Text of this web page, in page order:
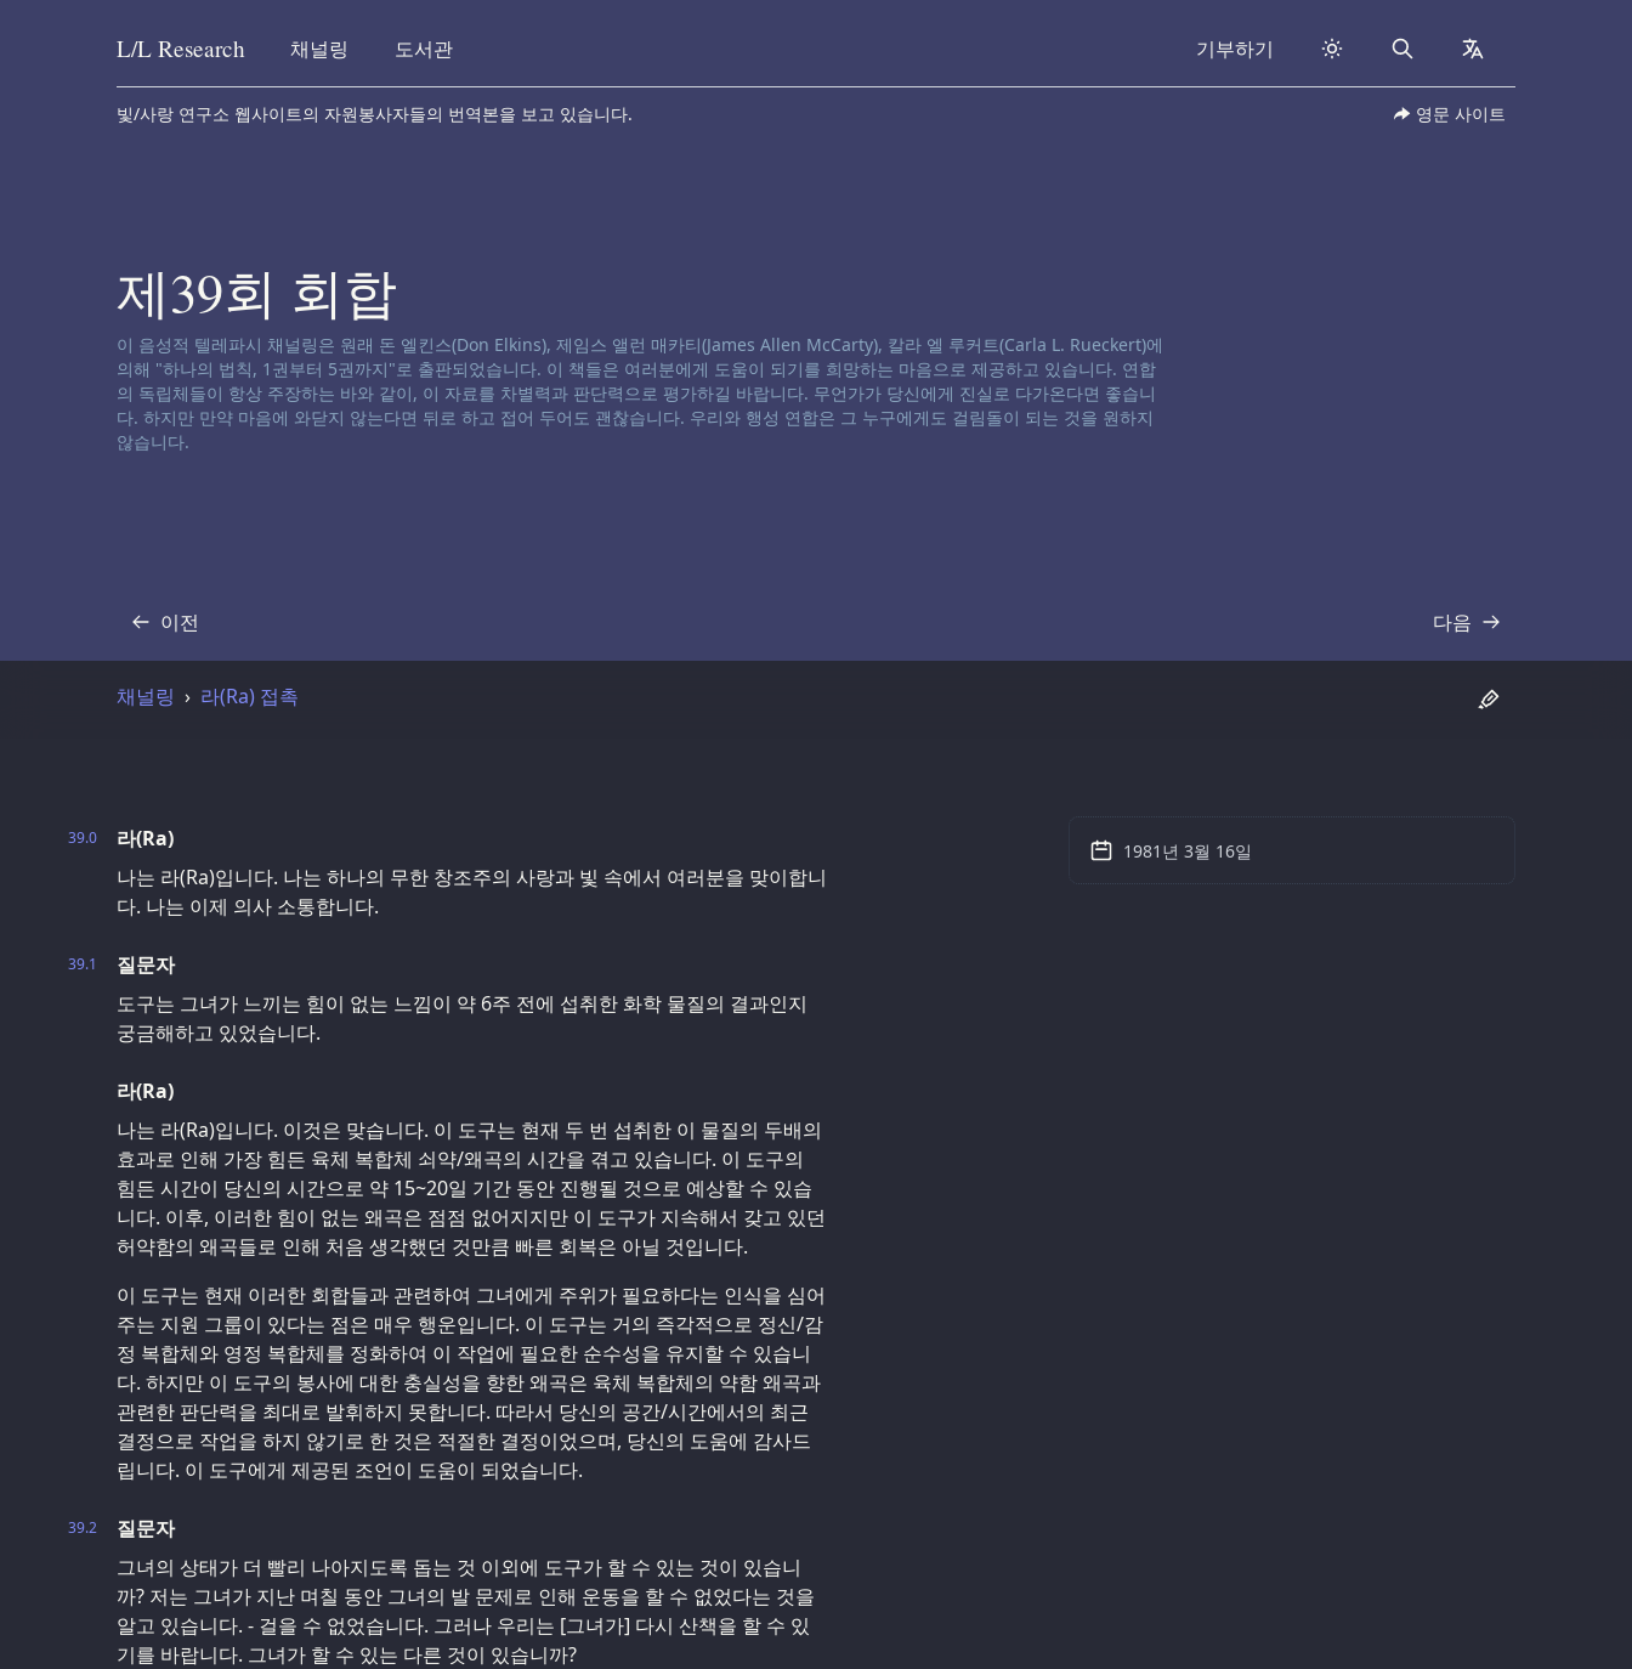
Skip to content
L/L Research 채널링 도서관 기부하기 Search collapsed
빛/사랑 연구소 웹사이트의 자원봉사자들의 번역본을 보고 있습니다. 영문 사이트
제39회 회합
채널링 면책 성명서:
이 음성적 텔레파시 채널링은 원래 돈 엘킨스(Don Elkins), 제임스 앨런 매카티(James Allen McCarty), 칼라 엘 루커트(Carla L. Rueckert)에
의해 "하나의 법칙, 1권부터 5권까지"로 출판되었습니다. 이 책들은 여러분에게 도움이 되기를 희망하는 마음으로 제공하고 있습니다. 연합
의 독립체들이 항상 주장하는 바와 같이, 이 자료를 차별력과 판단력으로 평가하길 바랍니다. 무언가가 당신에게 진실로 다가온다면 좋습니
다. 하지만 만약 마음에 와닫지 않는다면 뒤로 하고 접어 두어도 괜찮습니다. 우리와 행성 연합은 그 누구에게도 걸림돌이 되는 것을 원하지
않습니다.
이전
기록 다음
기록
채널링 라(Ra) 접촉
39.0
라(Ra)
나는 라(Ra)입니다. 나는 하나의 무한 창조주의 사랑과 빛 속에서 여러분을 맞이합니
다. 나는 이제 의사 소통합니다.
39.1
질문자
도구는 그녀가 느끼는 힘이 없는 느낌이 약 6주 전에 섭취한 화학 물질의 결과인지
궁금해하고 있었습니다.
라(Ra)
나는 라(Ra)입니다. 이것은 맞습니다. 이 도구는 현재 두 번 섭취한 이 물질의 두배의
효과로 인해 가장 힘든 육체 복합체 쇠약/왜곡의 시간을 겪고 있습니다. 이 도구의
힘든 시간이 당신의 시간으로 약 15~20일 기간 동안 진행될 것으로 예상할 수 있습
니다. 이후, 이러한 힘이 없는 왜곡은 점점 없어지지만 이 도구가 지속해서 갖고 있던
허약함의 왜곡들로 인해 처음 생각했던 것만큼 빠른 회복은 아닐 것입니다.
이 도구는 현재 이러한 회합들과 관련하여 그녀에게 주위가 필요하다는 인식을 심어
주는 지원 그룹이 있다는 점은 매우 행운입니다. 이 도구는 거의 즉각적으로 정신/감
정 복합체와 영정 복합체를 정화하여 이 작업에 필요한 순수성을 유지할 수 있습니
다. 하지만 이 도구의 봉사에 대한 충실성을 향한 왜곡은 육체 복합체의 약함 왜곡과
관련한 판단력을 최대로 발휘하지 못합니다. 따라서 당신의 공간/시간에서의 최근
결정으로 작업을 하지 않기로 한 것은 적절한 결정이었으며, 당신의 도움에 감사드
립니다. 이 도구에게 제공된 조언이 도움이 되었습니다.
39.2
질문자
그녀의 상태가 더 빨리 나아지도록 돕는 것 이외에 도구가 할 수 있는 것이 있습니
까? 저는 그녀가 지난 며칠 동안 그녀의 발 문제로 인해 운동을 할 수 없었다는 것을
알고 있습니다. - 걸을 수 없었습니다. 그러나 우리는 [그녀가] 다시 산책을 할 수 있
기를 바랍니다. 그녀가 할 수 있는 다른 것이 있습니까?
1981년 3월 16일